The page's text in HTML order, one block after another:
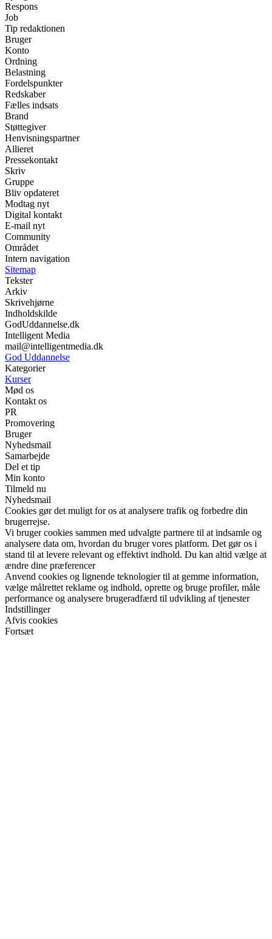
Respons
Job
Tip redaktionen
Bruger
Konto
Ordning
Belastning
Fordelspunkter
Redskaber
Fælles indsats
Brand
Støttegiver
Henvisningspartner
Allieret
Pressekontakt
Skriv
Gruppe
Bliv opdateret
Modtag nyt
Digital kontakt
E-mail nyt
Community
Området
Intern navigation
Sitemap
Tekster
Arkiv
Skrivehjørne
Indholdskilde
GodUddannelse.dk
Intelligent Media
mail@intelligentmedia.dk
God Uddannelse
Kategorier
Kurser
Mød os
Kontakt os
PR
Promovering
Bruger
Nyhedsmail
Samarbejde
Del et tip
Min konto
Tilmeld nu
Nyhedsmail
Cookies gør det muligt for os at analysere trafik og forbedre din
brugerrejse.
Vi bruger cookies sammen med udvalgte partnere til at indsamle og
analysere data om, hvordan du bruger vores platform. Det gør os i
stand til at levere relevant og effektivt indhold. Du kan altid vælge at
ændre dine præferencer
Anvend cookies og lignende teknologier til at gemme information,
vælge målrettet reklame og indhold, oprette og bruge profiler, måle
performance og analysere brugeradfærd til udvikling af tjenester
Indstillinger
Afvis cookies
Fortsæt